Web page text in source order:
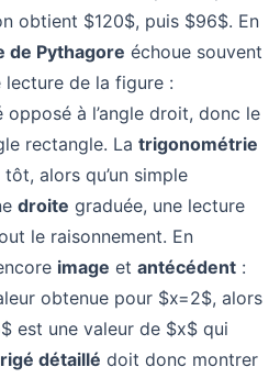
obtient $120$, puis $96$. En
de Pythagore échoue souvent
lecture de la figure :
opposé à l’angle droit, donc le
rectangle. La trigonométrie
alors qu’un simple
droite graduée, une lecture
le raisonnement. En
image et antécédent :
obtenue pour $x=2$, alors
est une valeur de $x$ qui
détaillé doit donc montrer